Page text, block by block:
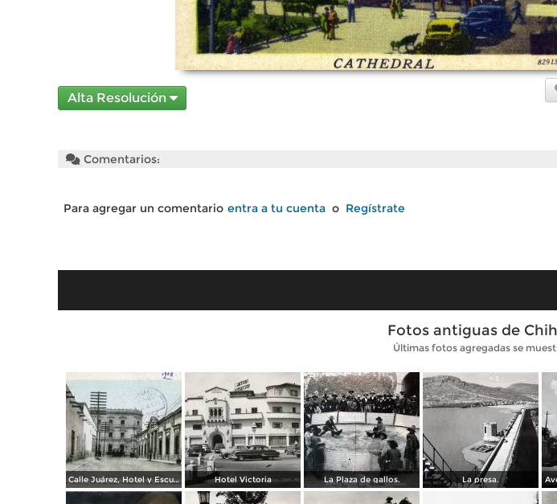
Alta Resolución
Comentarios:
Para agregar un comentario entra a tu cuenta o Regístrate
Fotos antiguas de
Últimas fotos agregadas se
Calle Juárez, Hotel y Escuela Oficial No. 136 Hotel Victoria La Plaza de gallos. La presa.